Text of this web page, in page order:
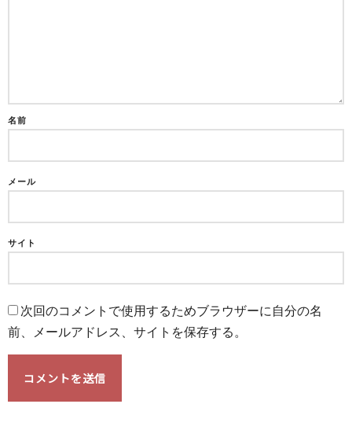
名前
メール
サイト
次回のコメントで使用するためブラウザーに自分の名
前、メールアドレス、サイトを保存する。